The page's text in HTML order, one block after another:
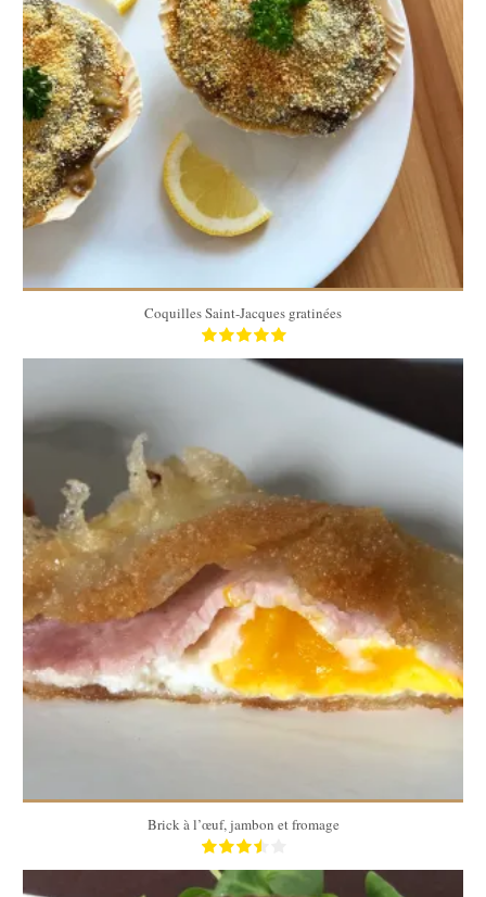
6
12
10 Min
Coquilles Saint-Jacques gratinées
1 Brick
4 Min
Brick à l’œuf, jambon et fromage